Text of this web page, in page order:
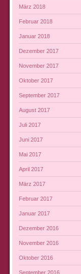
März 2018
Februar 2018
Januar 2018
Dezember 2017
November 2017
Oktober 2017
September 2017
August 2017
Juli 2017
Juni 2017
Mai 2017
April 2017
März 2017
Februar 2017
Januar 2017
Dezember 2016
November 2016
Oktober 2016
September 2016